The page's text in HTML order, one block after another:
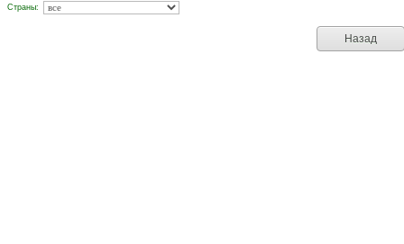
Страны:
Назад